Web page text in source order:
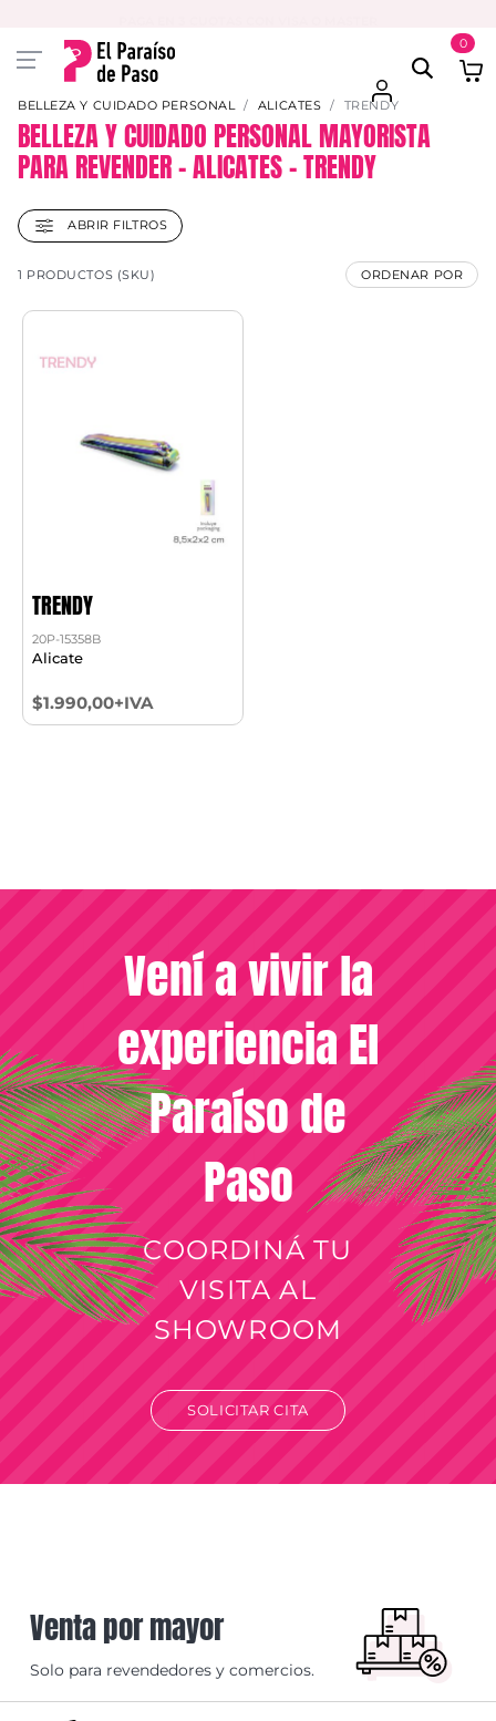
0
BELLEZA Y CUIDADO PERSONAL ALICATES TRENDY
BELLEZA Y CUIDADO PERSONAL MAYORISTA
PARA REVENDER – ALICATES – TRENDY
ABRIR FILTROS
1 PRODUCTOS (SKU) ORDENAR POR
TRENDY
20P-15358B
Alicate
$1.990,00+IVA
Vení a vivir la
experiencia El
Paraíso de
Paso
COORDINÁ TU
VISITA AL
SHOWROOM
SOLICITAR CITA
Venta por mayor
Solo para revendedores y comercios.